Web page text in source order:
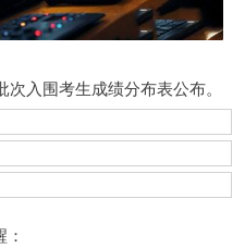
入围考生成绩分布表公布。